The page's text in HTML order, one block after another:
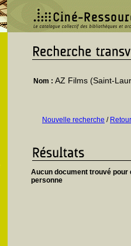
Nom : AZ Films (Saint-
Nouvelle recherche /
Aucun document trouvé pour
personne